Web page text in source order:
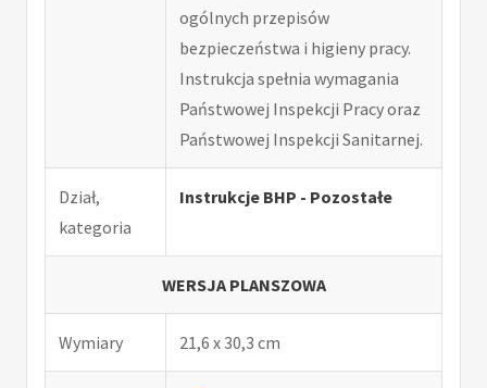
ogólnych przepisów
bezpieczeństwa i higieny pracy.
Instrukcja spełnia wymagania
Państwowej Inspekcji Pracy oraz
Państwowej Inspekcji Sanitarnej.
Dział,
kategoria
Instrukcje BHP - Pozostałe
WERSJA PLANSZOWA
Wymiary 21,6 x 30,3 cm